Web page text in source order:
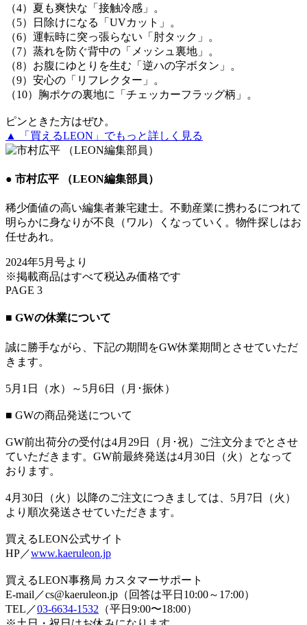
（4）夏も爽快な「接触冷感」。
（5）日除けになる「UVカット」。
（6）運転時に突っ張らない「肘タック」。
（7）蒸れを防ぐ背中の「メッシュ裏地」。
（8）お腹にゆとりを生む「逆ハの字ボタン」。
（9）安心の「リフレクター」。
（10）胸ポケの裏地に「チェッカーフラッグ柄」。
ピンときた方はぜひ。
▲ 「買えるLEON」でもっと詳しく見る
● 市村広平 （LEON編集部員）
稀少価値の高い編集者兼宅建士。不動産業に携わるにつれて
明らかに身なりが不良（ワル）くなっていく。物件探しはお
任せあれ。
2024年5月号より
※掲載商品はすべて税込み価格です
PAGE 3
■ GWの休業について
誠に勝手ながら、下記の期間をGW休業期間とさせていただ
きます。
5月1日（水）～5月6日（月･振休）
■ GWの商品発送について
GW前出荷分の受付は4月29日（月･祝）ご注文分までとさせ
ていただきます。GW前最終発送は4月30日（火）となって
おります。
4月30日（火）以降のご注文につきましては、5月7日（火）
より順次発送させていただきます。
買えるLEON公式サイト
HP／www.kaeruleon.jp
買えるLEON事務局 カスタマーサポート
E-mail／cs@kaeruleon.jp（回答は平日10:00～17:00）
TEL／03-6634-1532 （平日9:00〜18:00）